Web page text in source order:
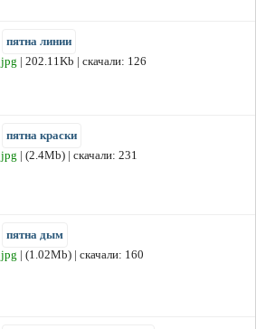
пятна линии
jpg | 202.11Kb | скачали: 126
пятна краски
jpg | (2.4Mb) | скачали: 231
пятна дым
jpg | (1.02Mb) | скачали: 160